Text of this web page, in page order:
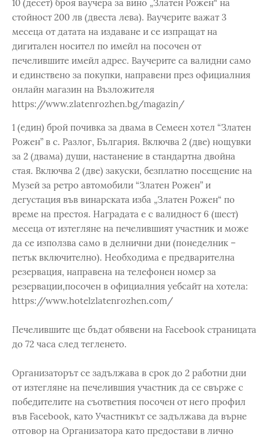
10 (десет) броя ваучера за вино „Златен Рожен“ на
стойност 200 лв (двеста лева). Ваучерите важат 3
месеца от датата на издаване и се изпращат на
дигитален носител по имейл на посочен от
печелившите имейл адрес. Ваучерите са валидни само
и единствено за покупки, направени през официалния
онлайн магазин на Възложителя
https://www.zlatenrozhen.bg/magazin/
1 (един) брой почивка за двама в Семеен хотел “Златен
Рожен” в с. Разлог, България. Включва 2 (две) нощувки
за 2 (двама) души, настанение в стандартна двойна
стая. Включва 2 (две) закуски, безплатно посещение на
Музей за ретро автомобили “Златен Рожен” и
дегустация във винарската изба „Златен Рожен“ по
време на престоя. Наградата е с валидност 6 (шест)
месеца от изтегляне на печелившият участник и може
да се използва само в делнични дни (понеделник –
петък включително). Необходима е предварителна
резервация, направена на телефонен номер за
резервации,посочен в официалния уебсайт на хотела:
https://www.hotelzlatenrozhen.com/
Печелившите ще бъдат обявени на Facebook страницата
до 72 часа след тегленето.
Организаторът се задължава в срок до 2 работни дни
от изтегляне на печелившия участник да се свърже с
победителите на съответния посочен от него профил
във Facebook, като Участникът се задължава да върне
отговор на Организатора като предостави в лично